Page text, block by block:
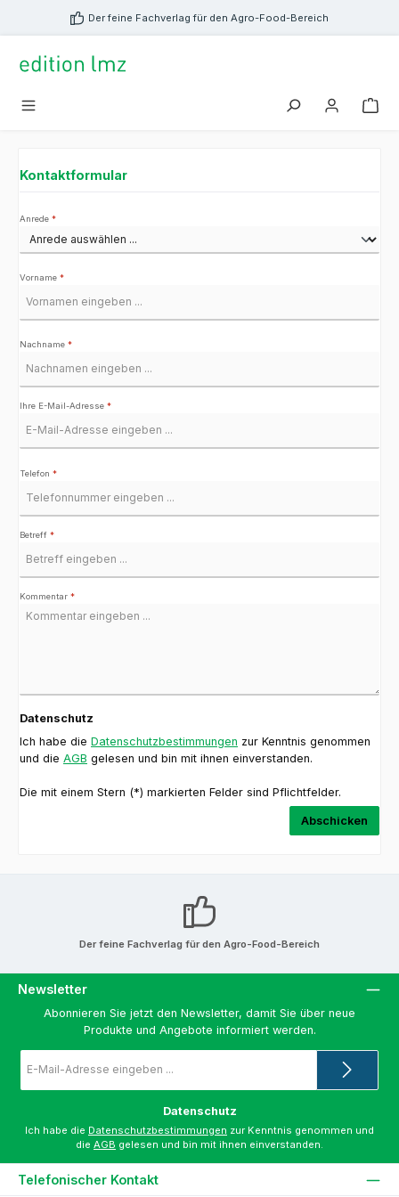
springen Der feine Fachverlag für den Agro-Food-Bereich
Kontaktformular
Anrede *
Vorname *
Nachname *
Ihre E-Mail-Adresse *
Telefon *
Betreff *
Kommentar *
Datenschutz
Ich habe die Datenschutzbestimmungen zur Kenntnis genommen
und die AGB gelesen und bin mit ihnen einverstanden.
Die mit einem Stern (*) markierten Felder sind Pflichtfelder.
Abschicken
Der feine Fachverlag für den Agro-Food-Bereich
Newsletter
Abonnieren Sie jetzt den Newsletter, damit Sie über neue
Produkte und Angebote informiert werden.
Mail-
*
Datenschutz
Ich habe die Datenschutzbestimmungen zur Kenntnis genommen und
die AGB gelesen und bin mit ihnen einverstanden.
Telefonischer Kontakt